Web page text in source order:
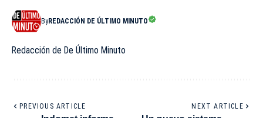
ByREDACCIÓN DE ÚLTIMO MINUTO
Redacción de De Último Minuto
PREVIOUS ARTICLE NEXT ARTICLE